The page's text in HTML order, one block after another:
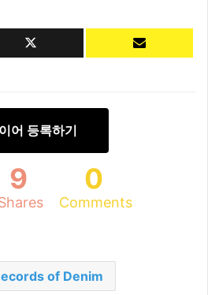
어 등록하기
9 0
Comments
of Denim